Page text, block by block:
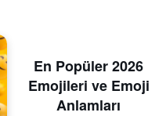
En Popüler 2026
Emojileri ve Emoji
Anlamları